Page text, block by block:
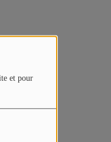
et pour